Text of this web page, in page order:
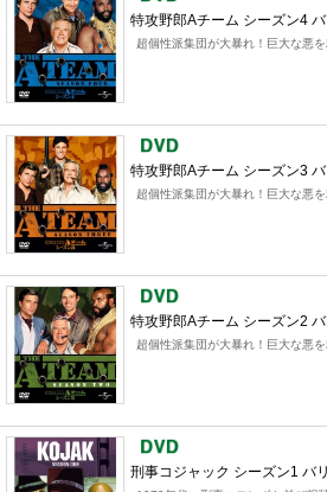
特攻野郎Aチーム シーズン4
超個性派集団が大暴れ！巨大な悪を
特攻野郎Aチーム シーズン3
超個性派集団が大暴れ！巨大な悪を
特攻野郎Aチーム シーズン2
超個性派集団が大暴れ！巨大な悪を
刑事コジャック シーズン1 バ